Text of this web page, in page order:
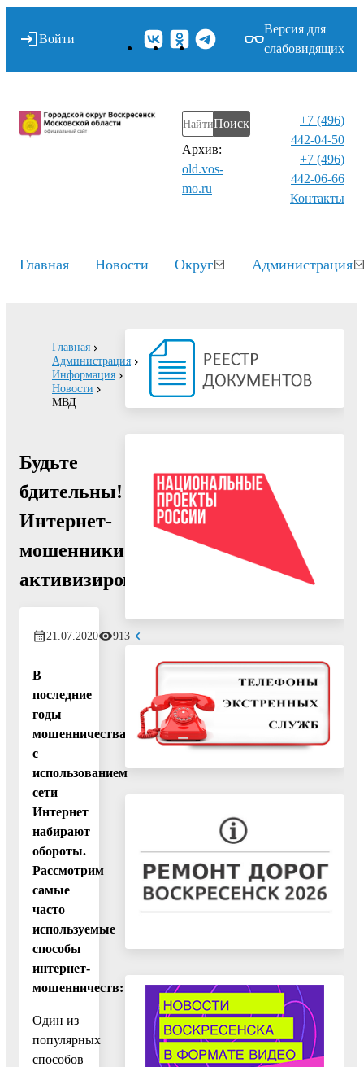
Войти
Версия для
слабовидящих
Поиск
Архив:
old.vos-
mo.ru
+7 (496)
442-04-50
+7 (496)
442-06-66
Контакты⁠
Главная Новости Округ Администрация
Главная
Администрация
Информация
Новости
МВД
Будьте
бдительны!
Интернет-
мошенники
активизировались!
21.07.2020 913
В
последние
годы
мошенничества
с
использованием
сети
Интернет
набирают
обороты.
Рассмотрим
самые
часто
используемые
способы
интернет-
мошенничеств:
Один из
популярных
способов